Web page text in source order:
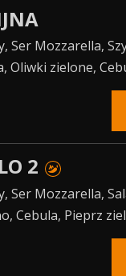
Ser Mozzarella,
Oliwki zielone,
2
Ser Mozzarella,
Cebula, Pieprz